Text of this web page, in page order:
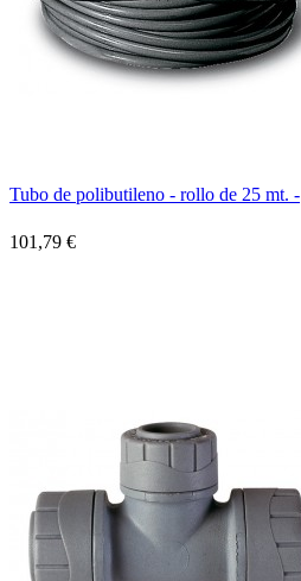
Tubo de polibutileno - rollo de 25 mt. -
101,79 €